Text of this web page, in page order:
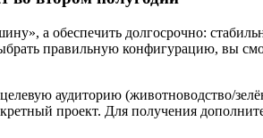
а обеспечить долгосрочно:
правильную конфигурацию, вы
аудиторию (животноводство/
проект. Для получения